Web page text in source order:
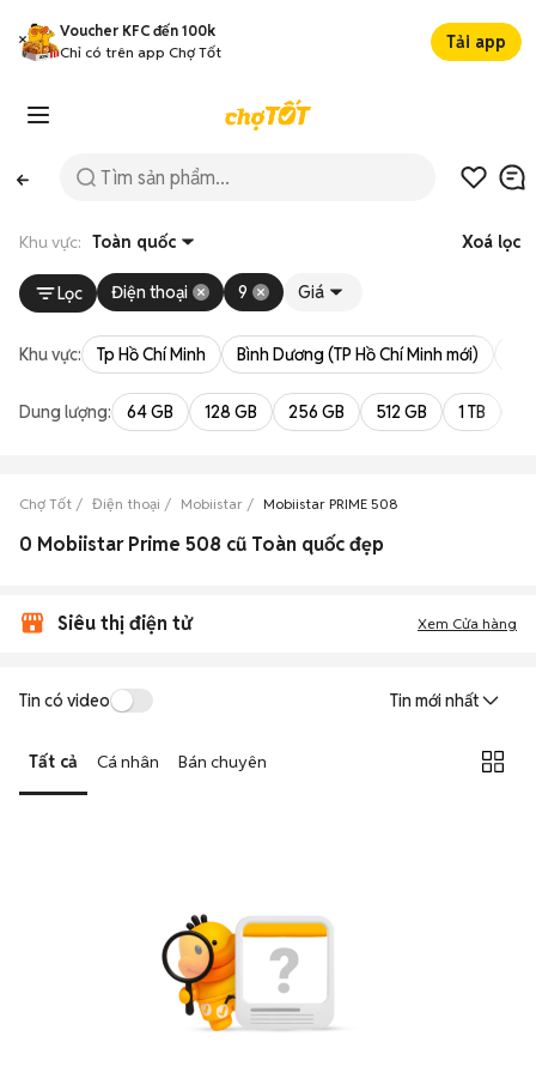
Voucher KFC đến 100k
Chỉ có trên app Chợ Tốt
Tải app
Khu vực: Toàn quốc Xoá lọc
Lọc Điện thoại 9 Giá
Khu vực: Tp Hồ Chí Minh Bình Dương (TP Hồ Chí Minh mới)
Dung lượng: 64 GB 128 GB 256 GB 512 GB 1 TB
Chợ Tốt Điện thoại Mobiistar Mobiistar PRIME 508
0 Mobiistar Prime 508 cũ Toàn quốc đẹp
Siêu thị điện tử Xem Cửa hàng
Tin có video Tin mới nhất
Tất cả Cá nhân Bán chuyên